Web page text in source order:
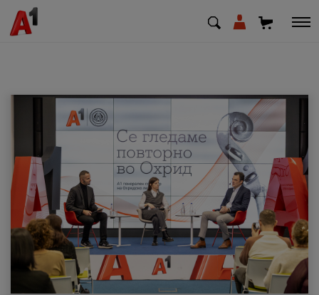
МК SQ
Приватни Деловни
Поддршка
Надополни кредит